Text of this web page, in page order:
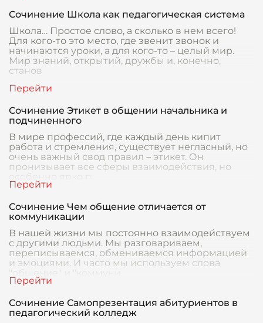
Сочинение Школа как педагогическая система
Школа… Простое слово, а сколько в нем всего!
Для кого-то это место, где звенит звонок и
начинаются уроки, а для кого-то – целый мир.
Мир знаний, открытий, дружбы и, конечно,
станов
Сочинение Этикет в общении начальника и
подчиненного
В мире профессий, где каждый день кипит
работа и стремления, существует негласный, но
очень важный свод правил – этикет. Он
пронизывает все сферы взаимодействия, но
особенно ярко п
Сочинение Чем общение отличается от
коммуникации
В нашей жизни мы постоянно взаимодействуем
с другими людьми. Мы разговариваем,
переписываемся, обмениваемся информацией
и эмоциями. И часто мы используем слова
"общение" и "коммуни
Сочинение Самопрезентация абитуриентов в
педагогический колледж